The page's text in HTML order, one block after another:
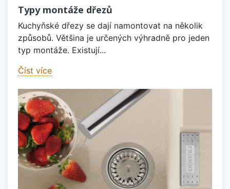
Typy montáže dřezů
Kuchyňské dřezy se dají namontovat na několik
způsobů. Většina je určených výhradně pro jeden
typ montáže. Existují...
Číst více